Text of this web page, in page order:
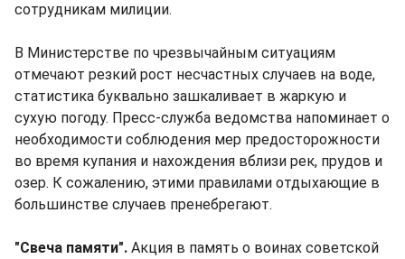
сотрудникам милиции.
В Министерстве по чрезвычайным ситуациям
отмечают резкий рост несчастных случаев на воде,
статистика буквально зашкаливает в жаркую и
сухую погоду. Пресс-служба ведомства напоминает о
необходимости соблюдения мер предосторожности
во время купания и нахождения вблизи рек, прудов и
озер. К сожалению, этими правилами отдыхающие в
большинстве случаев пренебрегают.
"Свеча памяти". Акция в память о воинах советской